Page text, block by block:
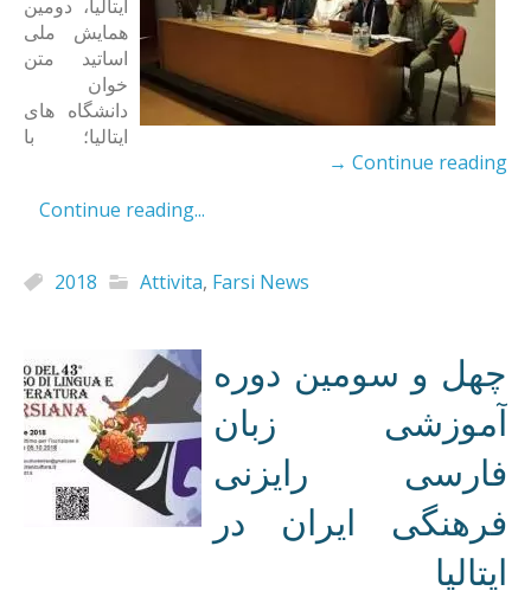
ایتالیا، دومین
همایش ملی
اساتید متن
خوان
دانشگاه های
ایتالیا؛ با
Continue reading
→
Continue reading...
2018 Attivita, Farsi News
چهل و سومین دوره
آموزشی زبان
فارسی رایزنی
فرهنگی ایران در
ایتالیا